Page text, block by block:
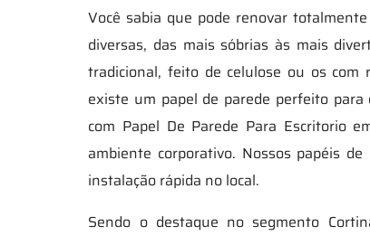
Você sabia que pode renovar
diversas, das mais sóbrias às mais
tradicional, feito de celulose ou os com
existe um papel de parede perfeito
com Papel De Parede Para Escritorio
ambiente corporativo. Nossos papéis
instalação rápida no local.
Sendo o destaque no segmento